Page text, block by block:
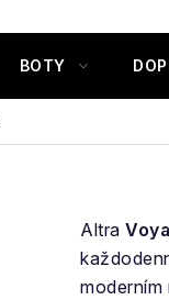
BOTY
Altra
moderním